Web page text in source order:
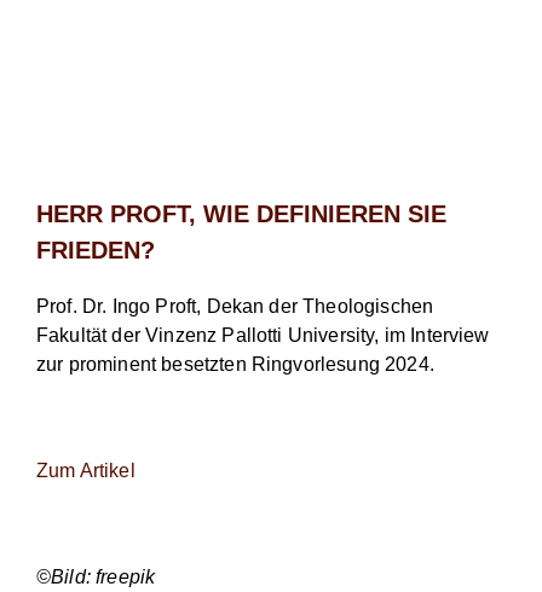
HERR PROFT, WIE DEFINIEREN SIE
FRIEDEN?
Prof. Dr. Ingo Proft, Dekan der Theologischen
Fakultät der Vinzenz Pallotti University, im Interview
zur prominent besetzten Ringvorlesung 2024.
Zum Artikel
©Bild: freepik